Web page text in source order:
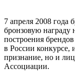
7 апреля 2008
бронзовую награду
построения
в России
признание, но и
Ассоциации.